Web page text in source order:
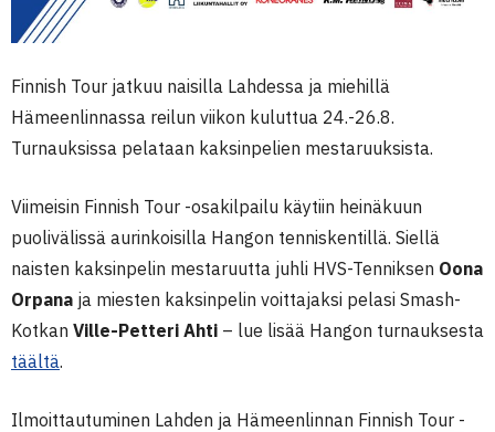
Finnish Tour jatkuu naisilla Lahdessa ja miehillä
Hämeenlinnassa reilun viikon kuluttua 24.-26.8.
Turnauksissa pelataan kaksinpelien mestaruuksista.
Viimeisin Finnish Tour -osakilpailu käytiin heinäkuun
puolivälissä aurinkoisilla Hangon tenniskentillä. Siellä
naisten kaksinpelin mestaruutta juhli HVS-Tenniksen Oona
Orpana ja miesten kaksinpelin voittajaksi pelasi Smash-
Kotkan Ville-Petteri Ahti – lue lisää Hangon turnauksesta
täältä.
Ilmoittautuminen Lahden ja Hämeenlinnan Finnish Tour -